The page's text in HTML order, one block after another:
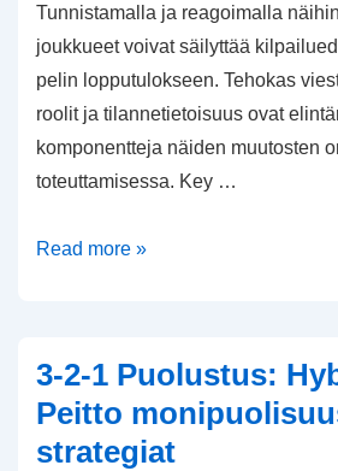
Tunnistamalla ja reagoimalla
joukkueet voivat säilyttää
pelin lopputulokseen. Tehokas
roolit ja tilannetietoisuus ovat
komponentteja näiden muutosten
toteuttamisessa. Key …
Puolustavat
Pelaajaroolit,
Tilannetietoisuus
Read more »
3-2-1 Puolustus:
Peitto
strategiat